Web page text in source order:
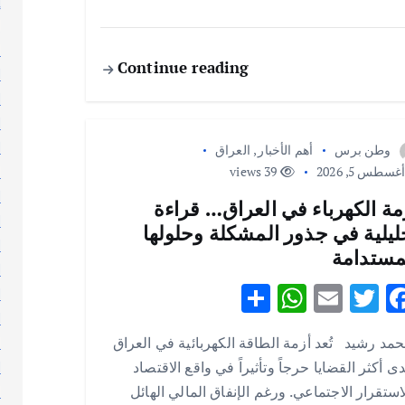
Continue reading
وطن برس أهم الأخبار , العراق
5, 2026
الكهرباء في العراق… قراءة
في جذور المشكلة وحلولها
F
e
b
T
w
it
te
E
m
ai
l
W
h
at
s
S
h
ar
e
رشيد تُعد أزمة الطاقة الكهربائية في العراق
أكثر القضايا حرجاً وتأثيراً في واقع الاقتصاد
الاجتماعي. ورغم الإنفاق المالي الهائل